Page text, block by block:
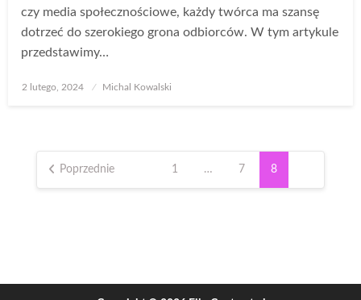
czy media społecznościowe, każdy twórca ma szansę
dotrzeć do szerokiego grona odbiorców. W tym artykule
przedstawimy…
Opublikowane
2 lutego, 2024 Michal Kowalski
Stronicowanie
wpisów
Poprzednie 1 … 7 8